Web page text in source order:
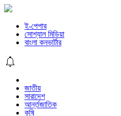
ই-পেপার
সোশ্যাল মিডিয়া
বাংলা কনভার্টার
জাতীয়
সারাদেশ
আর্ন্তজাতিক
কৃষি